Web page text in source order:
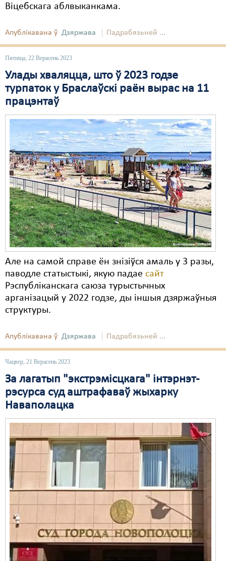
Віцебскага аблвыканкама.
Апублікавана ў Дзяржава Падрабязьней ...
Пятніца, 22 Верасень 2023
Улады хваляцца, што ў 2023 годзе
турпаток у Браслаўскі раён вырас на 11
працэнтаў
Але на самой справе ён знізіўся амаль у 3 разы,
паводле статыстыкі, якую падае сайт
Рэспубліканскага саюза турыстычных
арганізацый у 2022 годзе, ды іншыя дзяржаўныя
структуры.
Апублікавана ў Дзяржава Падрабязьней ...
Чацвер, 21 Верасень 2023
За лагатып "экстрэмісцкага" інтэрнэт-
рэсурса суд аштрафаваў жыхарку
Наваполацка